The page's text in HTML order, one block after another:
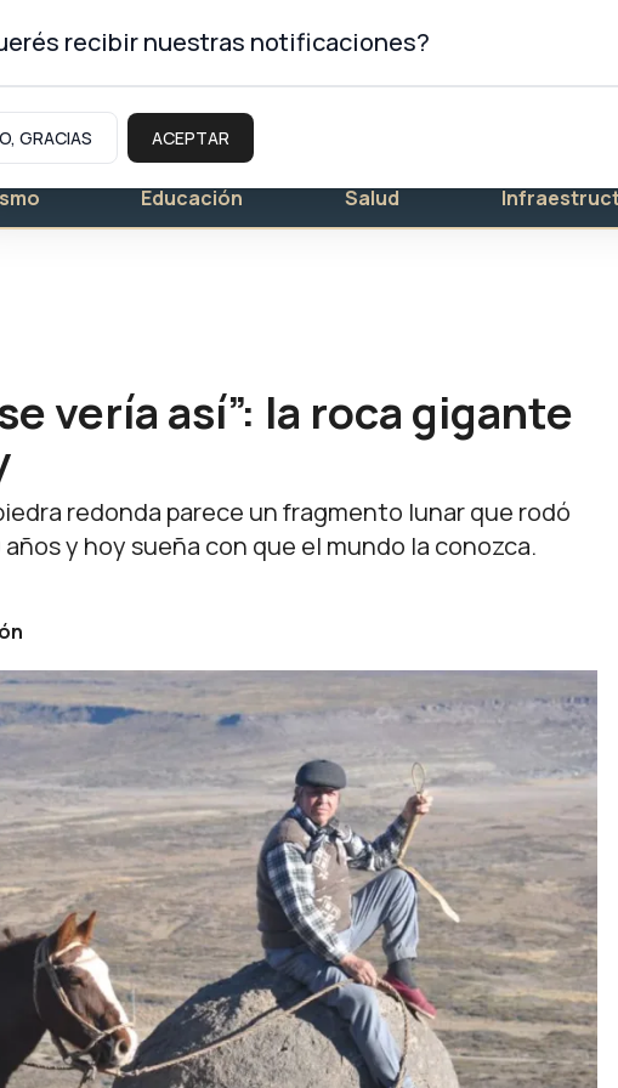
Educación Salud
vería así”: la roca gigante
redonda parece un fragmento lunar que rodó
y hoy sueña con que el mundo la conozca.
recibir nuestras notificaciones?
GRACIAS ACEPTAR